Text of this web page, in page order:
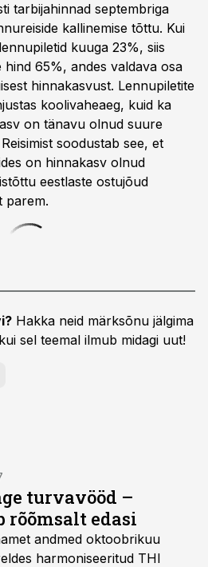
tarbijahinnad septembriga
kallinemise tõttu. Kui
kuuga 23%, siis
65%, andes valdava osa
hinnakasvust. Lennupiletite
koolivaheaeg, kuid ka
on tänavu olnud suure
soodustab see, et
on hinnakasv olnud
eestlaste ostujõud
parem.
Hakka neid märksõnu jälgima
sel teemal ilmub midagi uut!
turvavööd –
edasi
andmed oktoobrikuu
harmoniseeritud THI